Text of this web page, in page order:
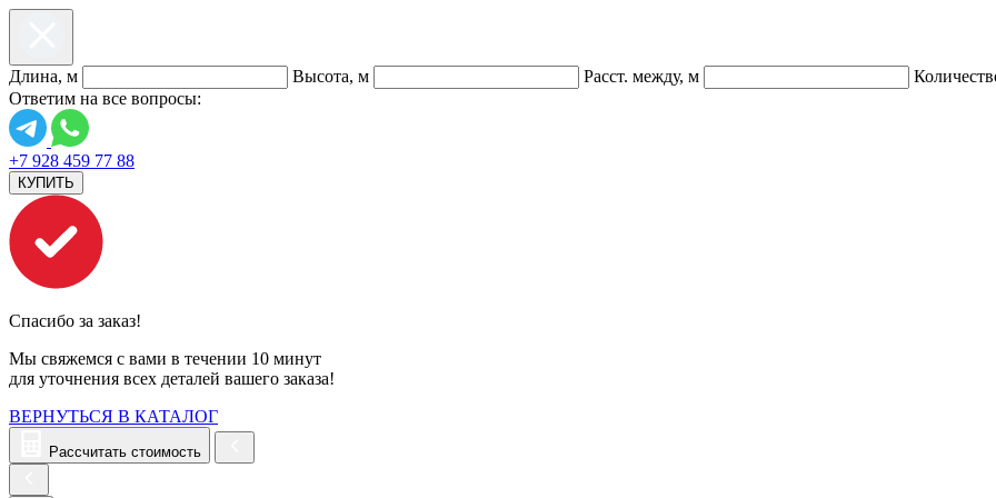
Длина, м Высота, м Расст. между, м
Ответим на все вопросы:
+7 928 459 77 88
КУПИТЬ
Спасибо за заказ!
Мы свяжемся с вами в течении 10 минут
для уточнения всех деталей вашего заказа!
ВЕРНУТЬСЯ В КАТАЛОГ
Рассчитать стоимость